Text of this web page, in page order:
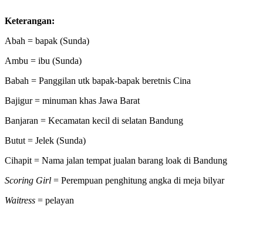
Keterangan:
Abah = bapak (Sunda)
Ambu = ibu (Sunda)
Babah = Panggilan utk bapak-bapak beretnis Cina
Bajigur = minuman khas Jawa Barat
Banjaran = Kecamatan kecil di selatan Bandung
Butut = Jelek (Sunda)
Cihapit = Nama jalan tempat jualan barang loak di Bandung
Scoring Girl = Perempuan penghitung angka di meja bilyar
Waitress = pelayan